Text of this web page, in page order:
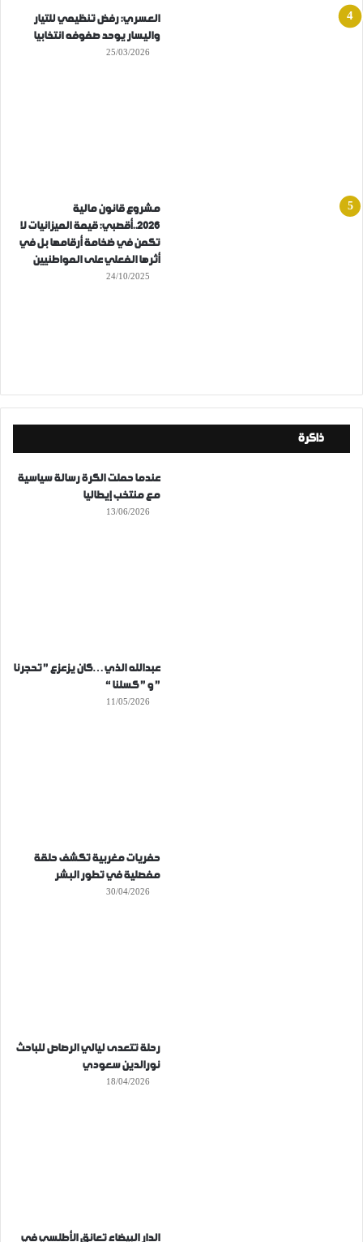
العسري: رفض تنظيمي للتيار
واليسار يوحد صفوفه انتخابيا
25/03/2026
مشروع قانون مالية
2026..أقصبي: قيمة الميزانيات لا
تكمن في ضخامة أرقامها بل في
أثرها الفعلي على المواطنيين
24/10/2025
ذاكرة
عندما حملت الكرة رسالة سياسية
مع منتخب إيطاليا
13/06/2026
عبدالله الذي…كان يزعزع ” تحجرنا
” و ” كسلنا “
11/05/2026
حفريات مغربية تكشف حلقة
مفصلية في تطور البشر
30/04/2026
رحلة تتعدى ليالي الرصاص للباحث
نورالدين سعودي
18/04/2026
الدار البيضاء تعانق الأطلسي في